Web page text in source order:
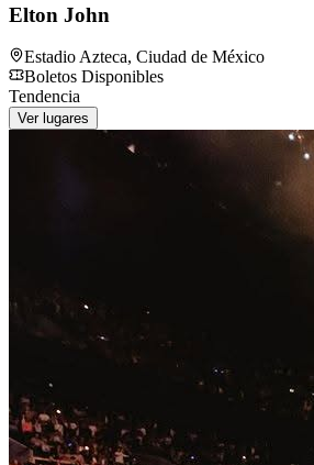
Elton John
Estadio Azteca, Ciudad de México
Boletos Disponibles
Tendencia
Ver lugares